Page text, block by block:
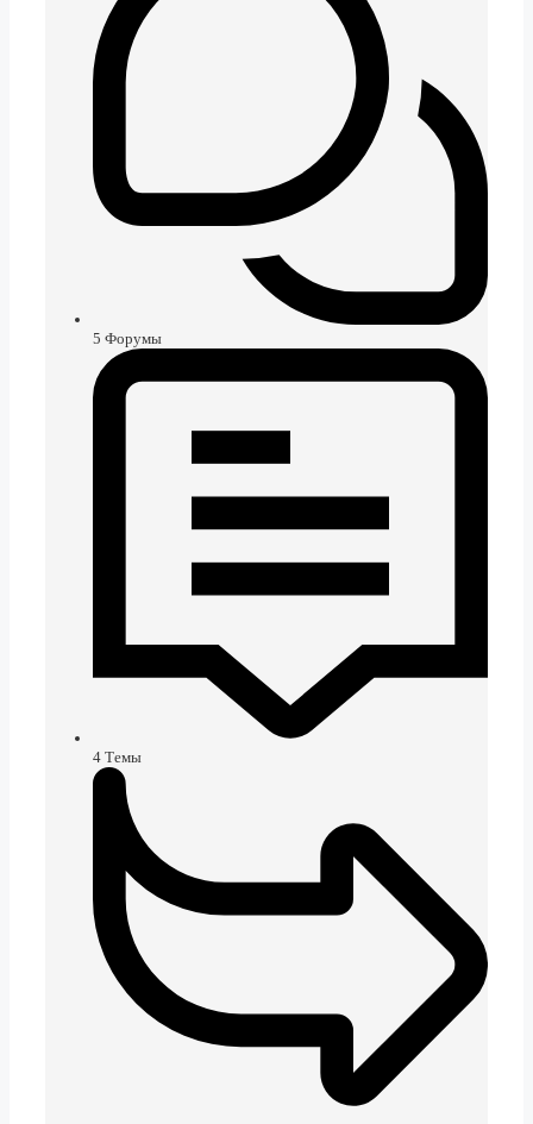
5 Форумы
4 Темы